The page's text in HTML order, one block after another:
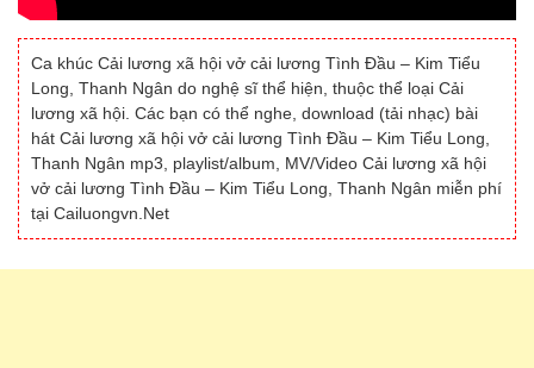
Ca khúc Cải lương xã hội vở cải lương Tình Đầu – Kim Tiểu
Long, Thanh Ngân do nghệ sĩ thể hiện, thuộc thể loại Cải
lương xã hội. Các bạn có thể nghe, download (tải nhạc) bài
hát Cải lương xã hội vở cải lương Tình Đầu – Kim Tiểu Long,
Thanh Ngân mp3, playlist/album, MV/Video Cải lương xã hội
vở cải lương Tình Đầu – Kim Tiểu Long, Thanh Ngân miễn phí
tại Cailuongvn.Net